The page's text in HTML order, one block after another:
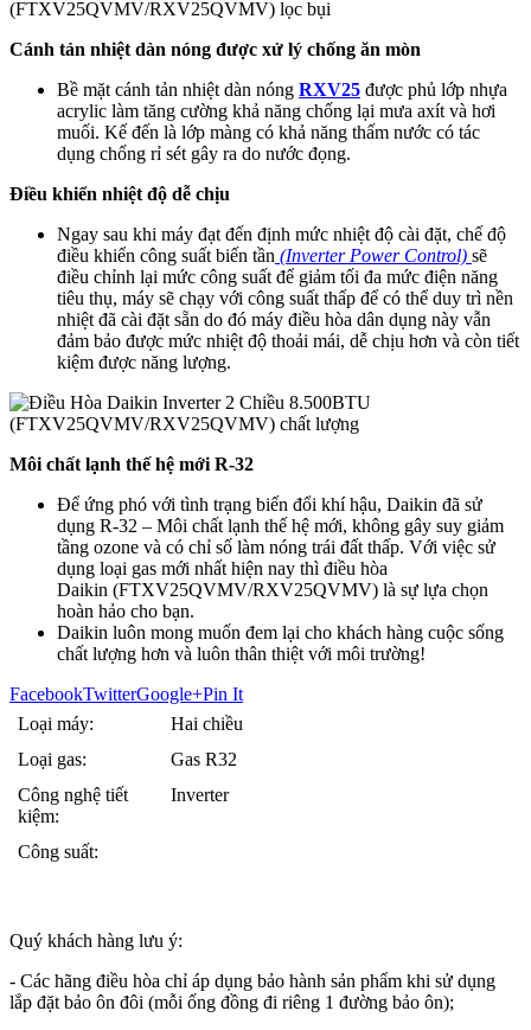
Cánh tản nhiệt dàn nóng được xử lý chống ăn mòn
Bề mặt cánh tản nhiệt dàn nóng RXV25 được phủ lớp nhựa
acrylic làm tăng cường khả năng chống lại mưa axít và hơi
muối. Kế đến là lớp màng có khả năng thấm nước có tác
dụng chống rỉ sét gây ra do nước đọng.
Điều khiển nhiệt độ dễ chịu
Ngay sau khi máy đạt đến định mức nhiệt độ cài đặt, chế độ
điều khiển công suất biến tần (Inverter Power Control) sẽ
điều chỉnh lại mức công suất để giảm tối đa mức điện năng
tiêu thụ, máy sẽ chạy với công suất thấp để có thể duy trì nền
nhiệt đã cài đặt sẵn do đó máy điều hòa dân dụng này vẫn
đảm bảo được mức nhiệt độ thoải mái, dễ chịu hơn và còn tiết
kiệm được năng lượng.
Môi chất lạnh thế hệ mới R-32
Để ứng phó với tình trạng biến đổi khí hậu, Daikin đã sử
dụng R-32 – Môi chất lạnh thế hệ mới, không gây suy giảm
tầng ozone và có chỉ số làm nóng trái đất thấp. Với việc sử
dụng loại gas mới nhất hiện nay thì điều hòa
Daikin (FTXV25QVMV/RXV25QVMV) là sự lựa chọn
hoàn hảo cho bạn.
Daikin luôn mong muốn đem lại cho khách hàng cuộc sống
chất lượng hơn và luôn thân thiệt với môi trường!
FacebookTwitterGoogle+Pin It
Loại máy:
Hai chiều
Loại gas:
Gas R32
Công nghệ tiết
kiệm:
Inverter
Công suất:
Quý khách hàng lưu ý:
- Các hãng điều hòa chỉ áp dụng bảo hành sản phẩm khi sử dụng
lắp đặt bảo ôn đôi (mỗi ống đồng đi riêng 1 đường bảo ôn);